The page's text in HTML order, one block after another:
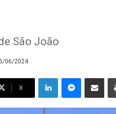
São João
06/2024
X
LinkedinMessenger
Compartilhar via e-mail